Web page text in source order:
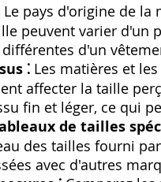
Le pays d'origine de la
peuvent varier d'un
d'un
⁚ Les matières et
affecter la taille
fin et léger‚ ce qui
de tailles
des tailles fourni
avec d'autres